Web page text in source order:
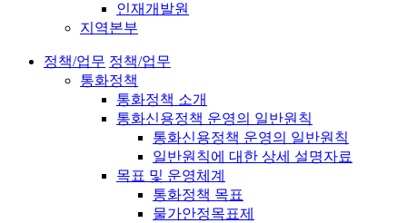
인재개발원
지역본부
정책/업무 정책/업무
통화정책
통화정책 소개
통화신용정책 운영의 일반원칙
통화신용정책 운영의 일반원칙
일반원칙에 대한 상세 설명자료
목표 및 운영체계
통화정책 목표
물가안정목표제